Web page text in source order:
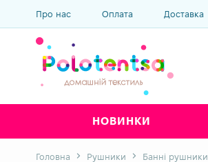
Про нас Оплата Доставка
НОВИНКИ
Головна Рушники Банні рушники